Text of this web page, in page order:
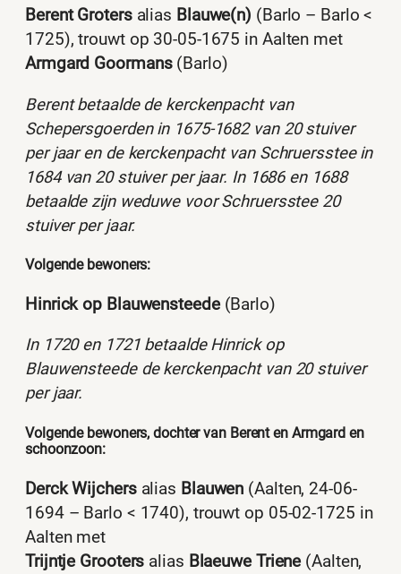
Berent Grotersalias Blauwe(n) (Barlo – Barlo <
1725), trouwt op 30-05-1675 in Aalten met
Armgard Goormans(Barlo)
Berent betaalde de kerckenpacht van
Schepersgoerden in 1675-1682 van 20 stuiver
per jaar en de kerckenpacht van Schruersstee in
1684 van 20 stuiver per jaar. In 1686 en 1688
betaalde zijn weduwe voor Schruersstee 20
stuiver per jaar.
Volgende bewoners:
Hinrick op Blauwensteede(Barlo)
In 1720 en 1721 betaalde Hinrick op
Blauwensteede de kerckenpacht van 20 stuiver
per jaar.
Volgende bewoners, dochter van Berent en Armgard en
schoonzoon:
Derck Wijchersalias Blauwen (Aalten, 24-06-
1694 – Barlo < 1740), trouwt op 05-02-1725 in
Aalten met
Trijntje Grooters alias Blaeuwe Triene(Aalten,